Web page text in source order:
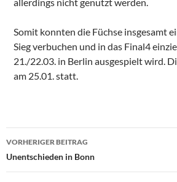
Somit konnten die Füchse insgesamt
Sieg verbuchen und in das Final4
21./22.03. in Berlin ausgespielt wird.
am 25.01. statt.
Beitragsnavigation
VORHERIGER BEITRAG
Unentschieden in Bonn